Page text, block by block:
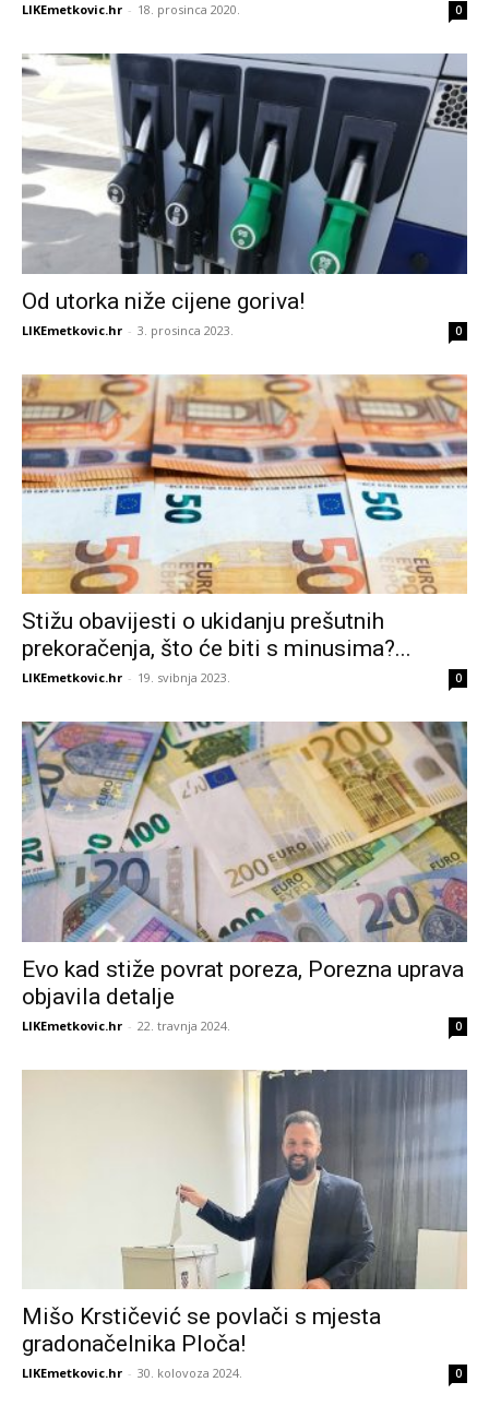
LIKEmetkovic.hr - 18. prosinca 2020. 0
Od utorka niže cijene goriva!
LIKEmetkovic.hr - 3. prosinca 2023. 0
Stižu obavijesti o ukidanju prešutnih
prekoračenja, što će biti s minusima?...
LIKEmetkovic.hr - 19. svibnja 2023. 0
Evo kad stiže povrat poreza, Porezna uprava
objavila detalje
LIKEmetkovic.hr - 22. travnja 2024. 0
Mišo Krstičević se povlači s mjesta
gradonačelnika Ploča!
LIKEmetkovic.hr - 30. kolovoza 2024. 0